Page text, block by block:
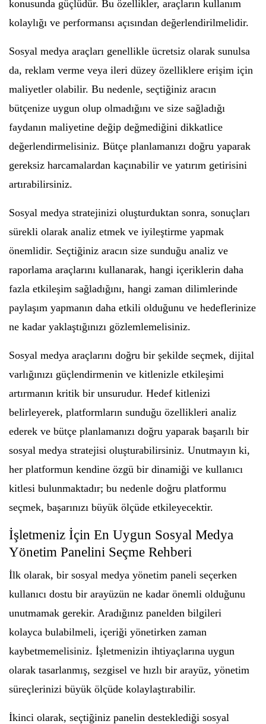
konusunda güçlüdür. Bu özellikler, araçların kullanım
kolaylığı ve performansı açısından değerlendirilmelidir.
Sosyal medya araçları genellikle ücretsiz olarak sunulsa
da, reklam verme veya ileri düzey özelliklere erişim için
maliyetler olabilir. Bu nedenle, seçtiğiniz aracın
bütçenize uygun olup olmadığını ve size sağladığı
faydanın maliyetine değip değmediğini dikkatlice
değerlendirmelisiniz. Bütçe planlamanızı doğru yaparak
gereksiz harcamalardan kaçınabilir ve yatırım getirisini
artırabilirsiniz.
Sosyal medya stratejinizi oluşturduktan sonra, sonuçları
sürekli olarak analiz etmek ve iyileştirme yapmak
önemlidir. Seçtiğiniz aracın size sunduğu analiz ve
raporlama araçlarını kullanarak, hangi içeriklerin daha
fazla etkileşim sağladığını, hangi zaman dilimlerinde
paylaşım yapmanın daha etkili olduğunu ve hedeflerinize
ne kadar yaklaştığınızı gözlemlemelisiniz.
Sosyal medya araçlarını doğru bir şekilde seçmek, dijital
varlığınızı güçlendirmenin ve kitlenizle etkileşimi
artırmanın kritik bir unsurudur. Hedef kitlenizi
belirleyerek, platformların sunduğu özellikleri analiz
ederek ve bütçe planlamanızı doğru yaparak başarılı bir
sosyal medya stratejisi oluşturabilirsiniz. Unutmayın ki,
her platformun kendine özgü bir dinamiği ve kullanıcı
kitlesi bulunmaktadır; bu nedenle doğru platformu
seçmek, başarınızı büyük ölçüde etkileyecektir.
İşletmeniz İçin En Uygun Sosyal Medya
Yönetim Panelini Seçme Rehberi
İlk olarak, bir sosyal medya yönetim paneli seçerken
kullanıcı dostu bir arayüzün ne kadar önemli olduğunu
unutmamak gerekir. Aradığınız panelden bilgileri
kolayca bulabilmeli, içeriği yönetirken zaman
kaybetmemelisiniz. İşletmenizin ihtiyaçlarına uygun
olarak tasarlanmış, sezgisel ve hızlı bir arayüz, yönetim
süreçlerinizi büyük ölçüde kolaylaştırabilir.
İkinci olarak, seçtiğiniz panelin desteklediği sosyal